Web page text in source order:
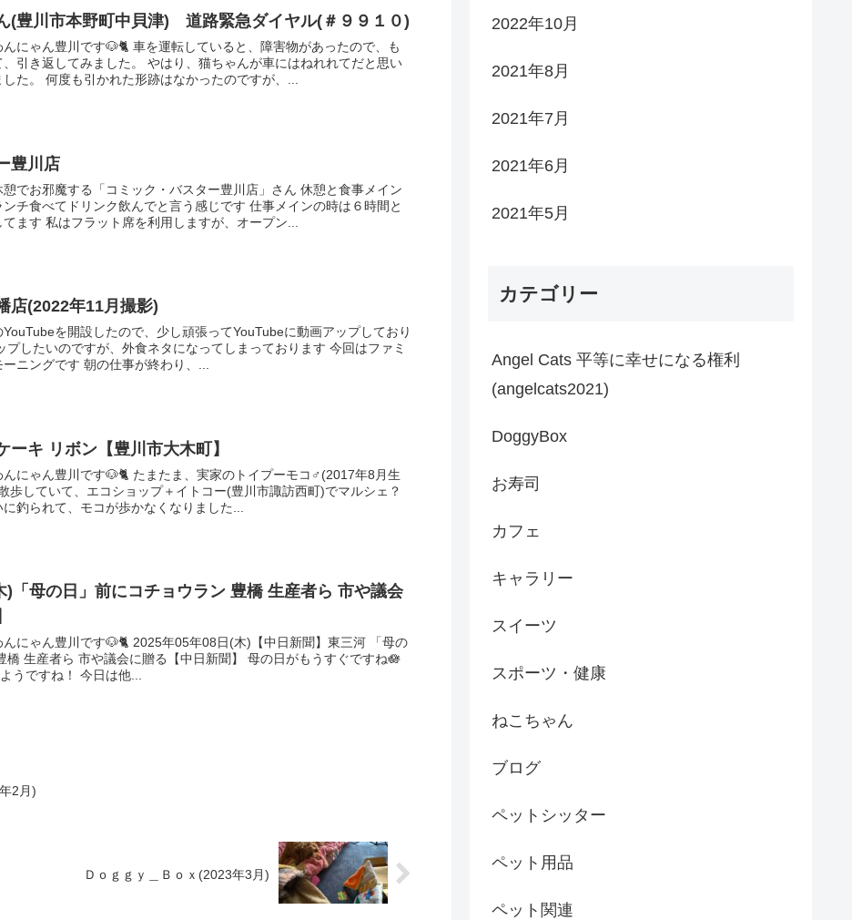
(豊川市本野町中貝津) 道路緊急ダイヤル(＃９９１０)
にゃん豊川です🐶🐈 車を運転していると、障害物があったので、も
、引き返してみました。 やはり、猫ちゃんが車にはねれれてだと思い
た。 何度も引かれた形跡はなかったのですが、...
豊川店
でお邪魔する「コミック・バスター豊川店」さん 休憩と食事メイン
チ食べてドリンク飲んでと言う感じです 仕事メインの時は６時間と
ます 私はフラット席を利用しますが、オープン...
店(2022年11月撮影)
を開設したので、少し頑張ってYouTubeに動画アップしており
プしたいのですが、外食ネタになってしまっております 今回はファミ
ニングです 朝の仕事が終わり、...
ーキ リボン【豊川市大木町】
にゃん豊川です🐶🐈 たまたま、実家のトイプーモコ♂(2017年8月生
歩していて、エコショップ＋イトコー(豊川市諏訪西町)でマルシェ？
釣られて、モコが歩かなくなりました...
)「母の日」前にコチョウラン 豊橋 生産者ら 市や議会
にゃん豊川です🐶🐈 2025年05年08日(木)【中日新聞】東三河 「母の
橋 生産者ら 市や議会に贈る【中日新聞】 母の日がもうすぐですね🪷
うですね！ 今日は他...
2月)
Ｄｏｇｇｙ＿Ｂｏｘ(2023年3月)
2022年10月
2021年8月
2021年7月
2021年6月
2021年5月
カテゴリー
Angel Cats 平等に幸せになる権利
(angelcats2021)
DoggyBox
お寿司
カフェ
キャラリー
スイーツ
スポーツ・健康
ねこちゃん
ブログ
ペットシッター
ペット用品
ペット関連